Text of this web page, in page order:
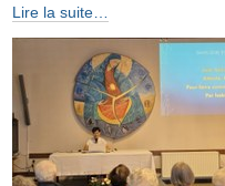
Beauraing
photos
Lire la suite…